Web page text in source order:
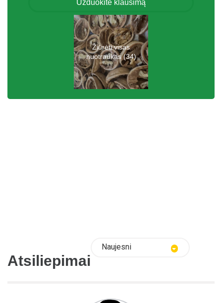
Užduokite klausimą
Žiūrėti visas
nuotraukas (34)
Atsiliepimai
Naujesni